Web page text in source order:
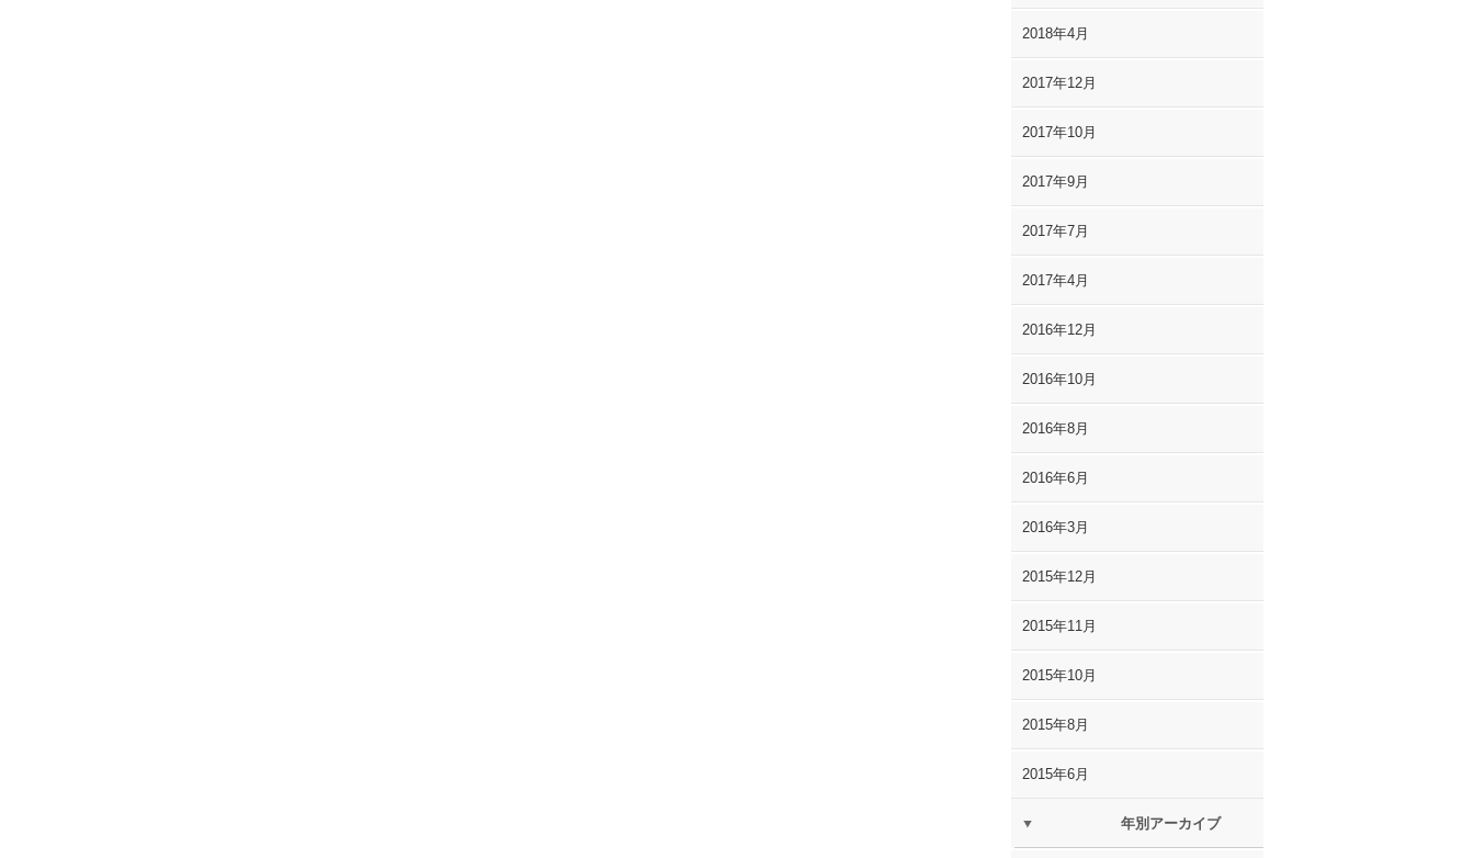
2018年4月
2017年12月
2017年10月
2017年9月
2017年7月
2017年4月
2016年12月
2016年10月
2016年8月
2016年6月
2016年3月
2015年12月
2015年11月
2015年10月
2015年8月
2015年6月
年別アーカイブ